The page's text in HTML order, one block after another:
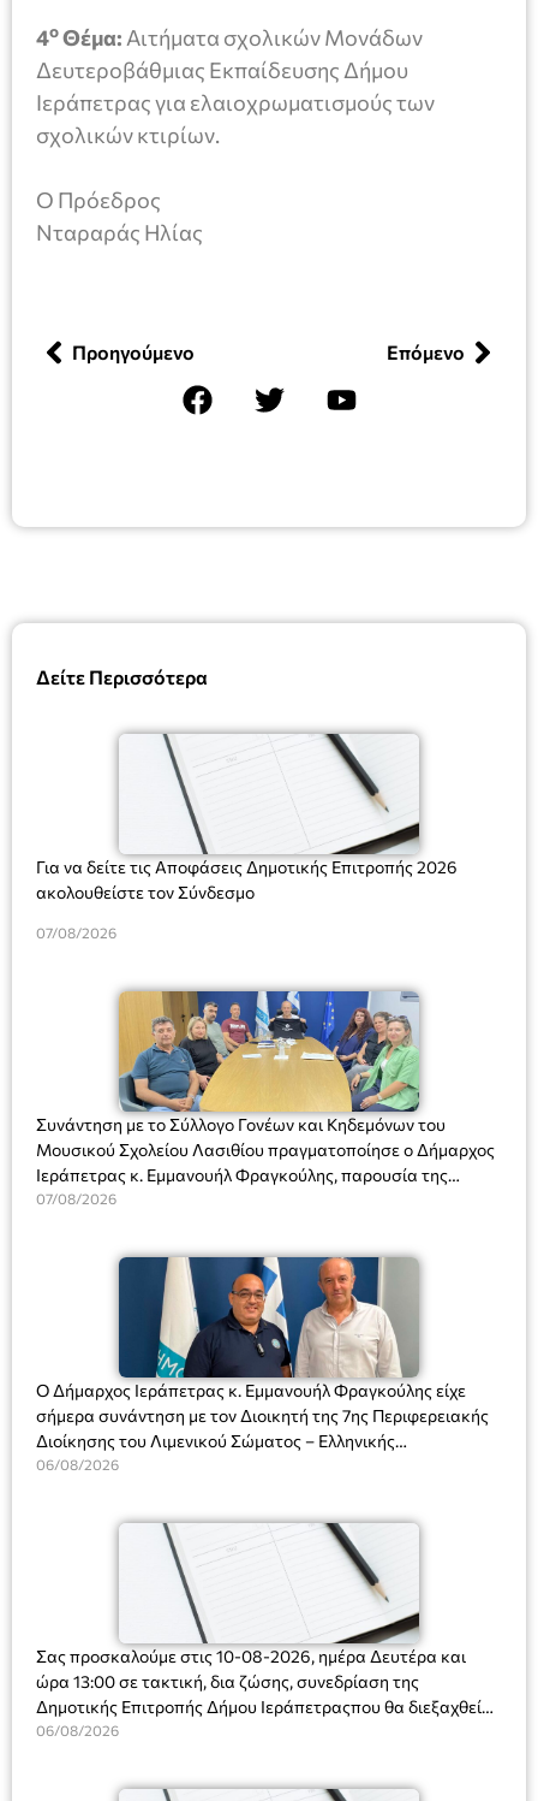
Δείτε Περισσότερα
Για να δείτε τις Αποφάσεις Δημοτικής Επιτροπής 2026
ακολουθείστε τον Σύνδεσμο
07/08/2026
Συνάντηση με το Σύλλογο Γονέων και Κηδεμόνων του
Μουσικού Σχολείου Λασιθίου πραγματοποίησε ο Δήμαρχος
Ιεράπετρας κ. Εμμανουήλ Φραγκούλης, παρουσία της
Διευθύντριας του σχολείου κας Μαριάννας Χαΐτα.
07/08/2026
Ο Δήμαρχος Ιεράπετρας κ. Εμμανουήλ Φραγκούλης είχε
σήμερα συνάντηση με τον Διοικητή της 7ης Περιφερειακής
Διοίκησης του Λιμενικού Σώματος – Ελληνικής
Ακτοφυλακής (Λ.Σ.-ΕΛ.ΑΚΤ.), Αρχιπλοίαρχο Λ.Σ. κ. Ιωάννη
06/08/2026
Σας προσκαλούμε στις 10-08-2026, ημέρα Δευτέρα και
ώρα 13:00 σε τακτική, δια ζώσης, συνεδρίαση της
Δημοτικής Επιτροπής Δήμου Ιεράπετραςπου θα διεξαχθεί
στο Δημοτικό Κατάστημα, Δημοκρατίας 31 στην αίθουσα
και λήψη αποφάσεων στα παρακάτω θέματα:
06/08/2026
4οΘέμα: Αιτήματα σχολικών Μονάδων
Δευτεροβάθμιας Εκπαίδευσης Δήμου
Ιεράπετρας για ελαιοχρωματισμούς των
σχολικών κτιρίων.
Ο Πρόεδρος
Νταραράς Ηλίας
Προηγούμενο Επόμενο